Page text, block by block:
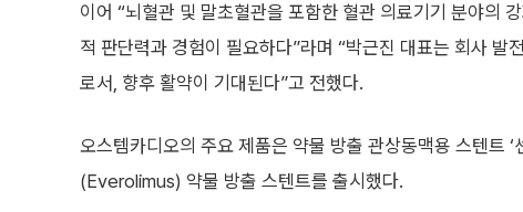
이어 “뇌혈관 및 말초혈관을 포함한 혈관 의료기기 분야의
적 판단력과 경험이 필요하다”라며 “박근진 대표는 회사
로서, 향후 활약이 기대된다”고 전했다.
오스템카디오의 주요 제품은 약물 방출 관상동맥용 스텐트
(Everolimus) 약물 방출 스텐트를 출시했다.